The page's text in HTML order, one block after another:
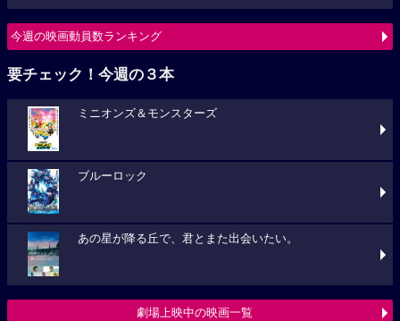
今週の映画動員数ランキング
要チェック！今週の３本
ミニオンズ＆モンスターズ
ブルーロック
あの星が降る丘で、君とまた出会いたい。
劇場上映中の映画一覧